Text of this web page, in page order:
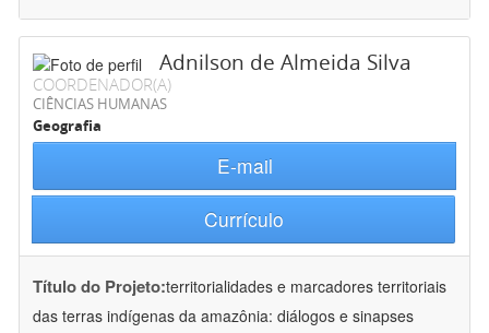
Adnilson de Almeida Silva
COORDENADOR(A)
CIÊNCIAS HUMANAS
Geografia
E-mail
Currículo
Título do Projeto:territorialidades e marcadores territoriais
das terras indígenas da amazônia: diálogos e sinapses